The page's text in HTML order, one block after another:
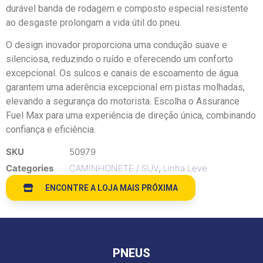
durável banda de rodagem e composto especial resistente
ao desgaste prolongam a vida útil do pneu.
O design inovador proporciona uma condução suave e
silenciosa, reduzindo o ruído e oferecendo um conforto
excepcional. Os sulcos e canais de escoamento de água
garantem uma aderência excepcional em pistas molhadas,
elevando a segurança do motorista. Escolha o Assurance
Fuel Max para uma experiência de direção única, combinando
confiança e eficiência.
SKU
50979
Categories
CAMINHONETE / SUV, Linha Leve
ENCONTRE A LOJA MAIS PRÓXIMA
PNEUS